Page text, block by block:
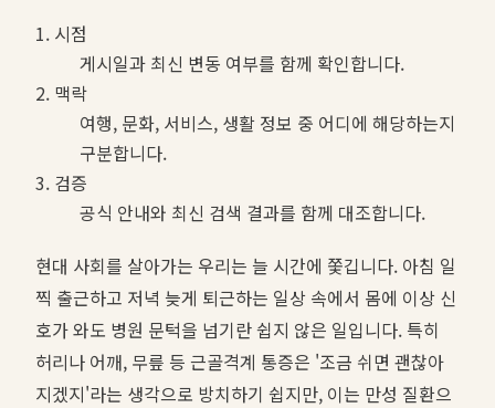
1. 시점
게시일과 최신 변동 여부를 함께 확인합니다.
2. 맥락
여행, 문화, 서비스, 생활 정보 중 어디에 해당하는지
구분합니다.
3. 검증
공식 안내와 최신 검색 결과를 함께 대조합니다.
현대 사회를 살아가는 우리는 늘 시간에 쫓깁니다. 아침 일
찍 출근하고 저녁 늦게 퇴근하는 일상 속에서 몸에 이상 신
호가 와도 병원 문턱을 넘기란 쉽지 않은 일입니다. 특히
허리나 어깨, 무릎 등 근골격계 통증은 '조금 쉬면 괜찮아
지겠지'라는 생각으로 방치하기 쉽지만, 이는 만성 질환으